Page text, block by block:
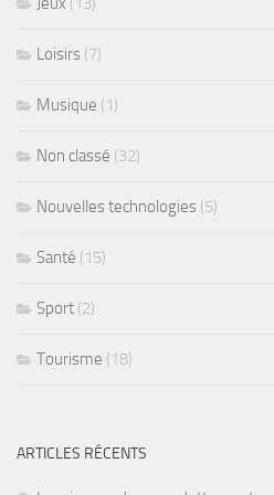
Loisirs (7)
Musique (1)
Non classé (32)
Nouvelles technologies (5)
Santé (15)
Sport (2)
Tourisme (18)
ARTICLES RÉCENTS